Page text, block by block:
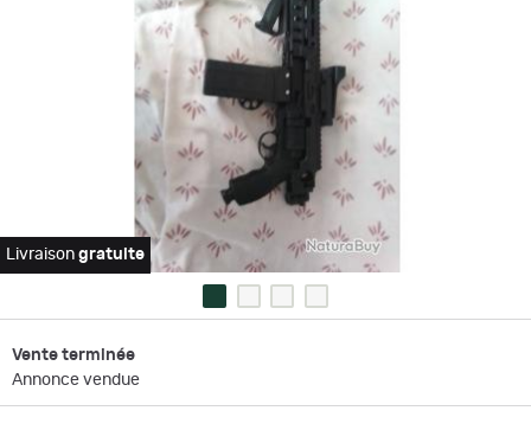
Livraison gratuite
Vente terminée
Annonce vendue